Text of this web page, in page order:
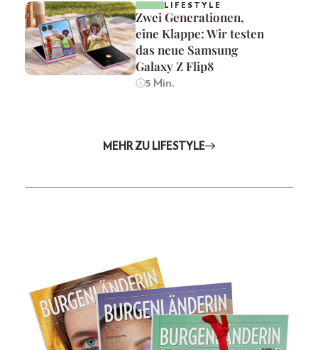
LIFESTYLE
Zwei Generationen,
eine Klappe: Wir testen
das neue Samsung
Galaxy Z Flip8
5 Min.
MEHR ZU LIFESTYLE